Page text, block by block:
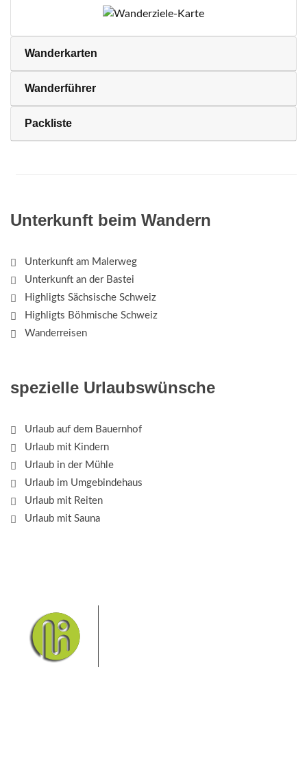
Wanderkarten
Wanderführer
Packliste
Unterkunft beim Wandern
Unterkunft am Malerweg
Unterkunft an der Bastei
Highligts Sächsische Schweiz
Highligts Böhmische Schweiz
Wanderreisen
spezielle Urlaubswünsche
Urlaub auf dem Bauernhof
Urlaub mit Kindern
Urlaub in der Mühle
Urlaub im Umgebindehaus
Urlaub mit Reiten
Urlaub mit Sauna